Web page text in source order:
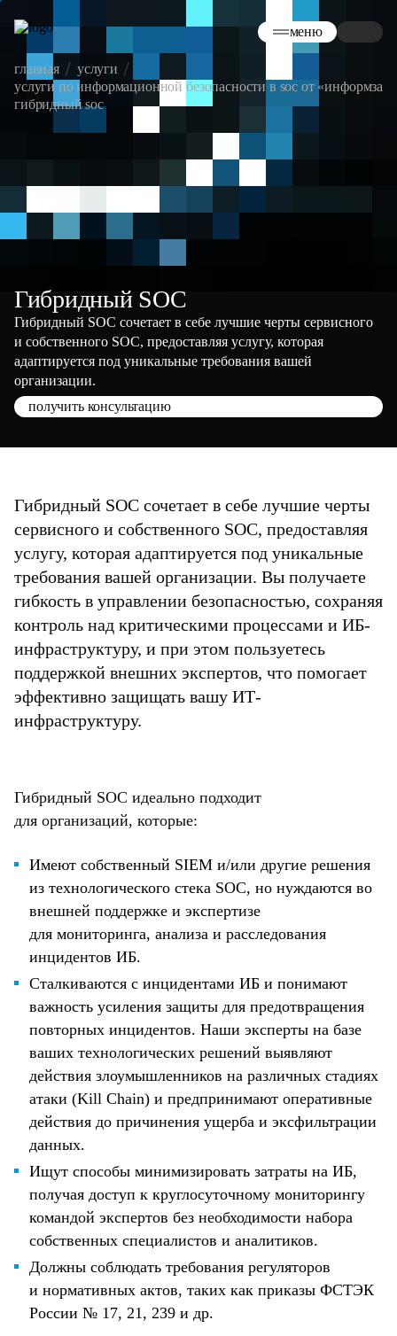
меню
главная
услуги
услуги по информационной безопасности в soc от
гибридный soc
Гибридный SOC
Гибридный SOC сочетает в себе лучшие черты сервисного
и собственного SOC, предоставляя услугу, которая
адаптируется под уникальные требования вашей
организации.
получить консультацию
Гибридный SOC идеально подходит
для организаций, которые:
Имеют собственный SIEM и/или другие решения
из технологического стека SOC, но нуждаются во
внешней поддержке и экспертизе
для мониторинга, анализа и расследования
инцидентов ИБ.
Сталкиваются с инцидентами ИБ и понимают
важность усиления защиты для предотвращения
повторных инцидентов. Наши эксперты на базе
ваших технологических решений выявляют
действия злоумышленников на различных стадиях
атаки (Kill Chain) и предпринимают оперативные
действия до причинения ущерба и эксфильтрации
данных.
Ищут способы минимизировать затраты на ИБ,
получая доступ к круглосуточному мониторингу
командой экспертов без необходимости набора
собственных специалистов и аналитиков.
Должны соблюдать требования регуляторов
и нормативных актов, таких как приказы ФСТЭК
России № 17, 21, 239 и др.
Гибридный SOC сочетает в себе лучшие черты
сервисного и собственного SOC, предоставляя
услугу, которая адаптируется под уникальные
требования вашей организации. Вы получаете
гибкость в управлении безопасностью, сохраняя
контроль над критическими процессами и ИБ-
инфраструктуру, и при этом пользуетесь
поддержкой внешних экспертов, что помогает
эффективно защищать вашу ИТ-
инфраструктуру.